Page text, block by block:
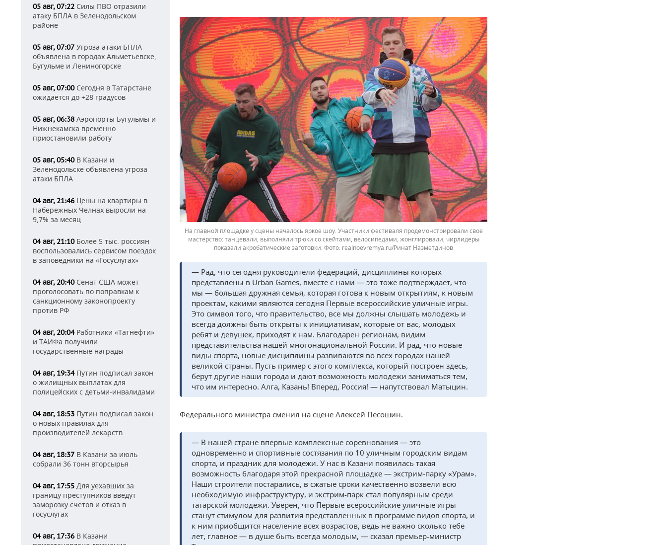
05 авг, 07:22 Силы ПВО отразили
атаку БПЛА в Зеленодольском
районе
05 авг, 07:07 Угроза атаки БПЛА
объявлена в городах Альметьевске,
Бугульме и Лениногорске
05 авг, 07:00Сегодня в Татарстане
ожидается до +28 градусов
05 авг, 06:38 Аэропорты Бугульмы и
Нижнекамска временно
приостановили работу
05 авг, 05:40В Казани и
Зеленодольске объявлена угроза
атаки БПЛА
04 авг, 21:46 Цены на квартиры в
Набережных Челнах выросли на
9,7% за месяц
04 авг, 21:10Более 5 тыс. россиян
воспользовались сервисом поездок
в заповедники на «Госуслугах»
04 авг, 20:40Сенат США может
проголосовать по поправкам к
санкционному законопроекту
против РФ
04 авг, 20:04Работники «Татнефти»
и ТАИФа получили
государственные награды
04 авг, 19:34Путин подписал закон
о жилищных выплатах для
полицейских с детьми-инвалидами
04 авг, 18:53 Путин подписал закон
о новых правилах для
производителей лекарств
04 авг, 18:37 В Казани за июль
собрали 36 тонн вторсырья
04 авг, 17:55 Для уехавших за
границу преступников введут
заморозку счетов и отказ в
госуслугах
04 авг, 17:36 В Казани
На главной площадке у сцены началось яркое шоу. Участники фестиваля продемонстрировали свое
мастерство: танцевали, выполняли трюки со скейтами, велосипедами, жонглировали, чирлидеры
показали акробатические заготовки.
realnoevremya.ru/Ринат Назметдинов
— Рад, что сегодня руководители федераций, дисциплины которых
представлены в Urban Games, вместе с нами — это тоже подтверждает, что
мы — большая дружная семья, которая готова к новым открытиям, к новым
проектам, какими являются сегодня Первые всероссийские уличные игры.
Это символ того, что правительство, все мы должны слышать молодежь и
всегда должны быть открыты к инициативам, которые от вас, молодых
ребят и девушек, приходят к нам. Благодарен регионам, видим
представительства нашей многонациональной России. И рад, что новые
виды спорта, новые дисциплины развиваются во всех городах нашей
великой страны. Пусть пример с этого комплекса, который построен здесь,
берут другие наши города и дают возможность молодежи заниматься тем,
что им интересно. Алга, Казань! Вперед, Россия! — напутствовал Матыцин.
Федерального министра сменил на сцене Алексей Песошин.
— В нашей стране впервые комплексные соревнования — это
одновременно и спортивные состязания по 10 уличным городским видам
спорта, и праздник для молодежи. У нас в Казани появилась такая
возможность благодаря этой прекрасной площадке — экстрим-парку «Урам».
Наши строители постарались, в сжатые сроки качественно возвели всю
необходимую инфраструктуру, и экстрим-парк стал популярным среди
татарской молодежи. Уверен, что Первые всероссийские уличные игры
станут стимулом для развития представленных в программе видов спорта, и
к ним приобщится население всех возрастов, ведь не важно сколько тебе
лет, главное — в душе быть всегда молодым, — сказал премьер-министр